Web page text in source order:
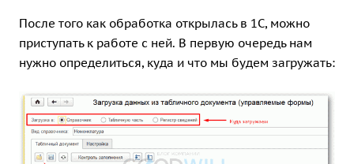
После того как обработка открылась в 1С, можно
приступать к работе с ней. В первую очередь нам
нужно определиться, куда и что мы будем загружать: